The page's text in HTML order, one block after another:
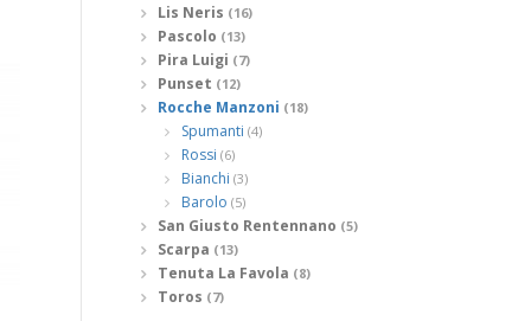
Lis Neris (16)
Pascolo (13)
Pira Luigi (7)
Punset (12)
Rocche Manzoni (18)
Spumanti (4)
Rossi (6)
Bianchi (3)
Barolo (5)
San Giusto Rentennano (5)
Scarpa (13)
Tenuta La Favola (8)
Toros (7)